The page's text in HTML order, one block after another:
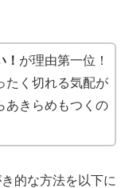
！ が理由第一位！
たく切れる気配が
あきらめもつくの
的な方法を以下に